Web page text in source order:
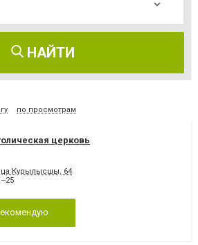
НАЙТИ
по просмотрам
церковь
Курылысшы, 64